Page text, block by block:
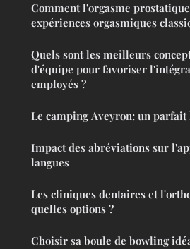
Comment l'orgasme
expériences orgasmiques
Quels sont les meilleurs
d'équipe pour favoriser
employés ?
Le camping Aveyron: un parfait
Impact des abréviations sur
langues
Les cliniques dentaires et
quelles options ?
Choisir sa boule de bowling